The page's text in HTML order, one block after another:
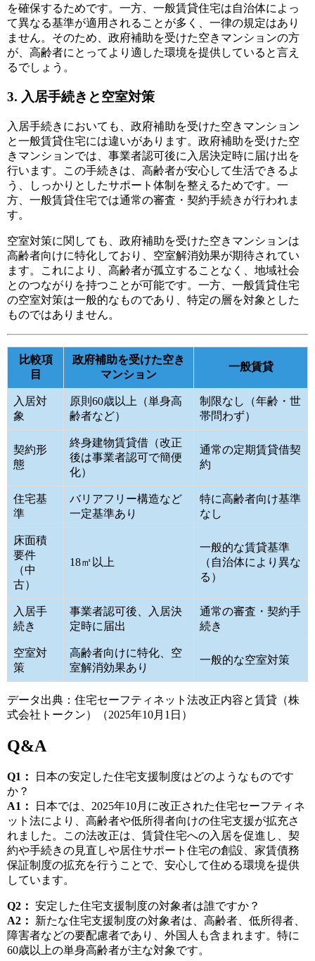
を確保するためです。一方、一般賃貸住宅は自治体によっ
て異なる基準が適用されることが多く、一律の規定はあり
ません。そのため、政府補助を受けた空きマンションの方
が、高齢者にとってより適した環境を提供していると言え
るでしょう。
3. 入居手続きと空室対策
入居手続きにおいても、政府補助を受けた空きマンション
と一般賃貸住宅には違いがあります。政府補助を受けた空
きマンションでは、事業者認可後に入居決定時に届け出を
行います。この手続きは、高齢者が安心して生活できるよ
う、しっかりとしたサポート体制を整えるためです。一
方、一般賃貸住宅では通常の審査・契約手続きが行われま
す。
空室対策に関しても、政府補助を受けた空きマンションは
高齢者向けに特化しており、空室解消効果が期待されてい
ます。これにより、高齢者が孤立することなく、地域社会
とのつながりを持つことが可能です。一方、一般賃貸住宅
の空室対策は一般的なものであり、特定の層を対象とした
ものではありません。
比較項
目
政府補助を受けた空き
マンション
一般賃貸
入居対
象
原則60歳以上（単身高
齢者など）
制限なし（年齢・世
帯問わず）
契約形
態
終身建物賃貸借（改正
後は事業者認可で簡便
化）
通常の定期賃貸借契
約
住宅基
準
バリアフリー構造など
一定基準あり
特に高齢者向け基準
なし
床面積
要件
（中
古）
18㎡以上
一般的な賃貸基準
（自治体により異な
る）
入居手
続き
事業者認可後、入居決
定時に届出
通常の審査・契約手
続き
空室対
策
高齢者向けに特化、空
室解消効果あり
一般的な空室対策
データ出典：住宅セーフティネット法改正内容と賃貸（株
式会社トークン）（2025年10月1日）
Q&A
Q1：
日本の安定した住宅支援制度はどのようなものです
か？
A1：
日本では、2025年10月に改正された住宅セーフティネ
ット法により、高齢者や低所得者向けの住宅支援が拡充さ
れました。この法改正は、賃貸住宅への入居を促進し、契
約や手続きの見直しや居住サポート住宅の創設、家賃債務
保証制度の拡充を行うことで、安心して住める環境を提供
しています。
Q2： 安定した住宅支援制度の対象者は誰ですか？
A2：
新たな住宅支援制度の対象者は、高齢者、低所得者、
障害者などの要配慮者であり、外国人も含まれます。特に
60歳以上の単身高齢者が主な対象です。